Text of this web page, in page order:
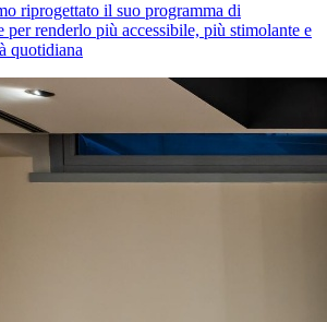
riprogettato il suo programma di
per renderlo più accessibile, più stimolante e
quotidiana